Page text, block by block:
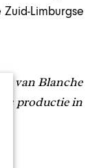
Limburgse
van Blanche
productie in